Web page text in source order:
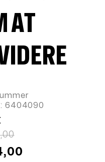
AT
6404090
Den
oprindelige